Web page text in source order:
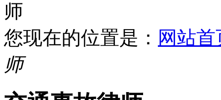
您现在的位置是： 网站首
师